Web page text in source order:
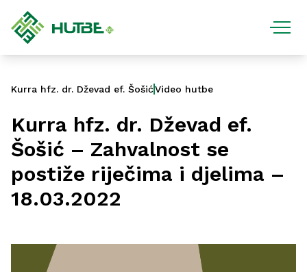
Kurra hfz. dr. Dževad ef. ŠošićVideo hutbe
Kurra hfz. dr. Dževad ef.
Šošić – Zahvalnost se
postiže riječima i djelima –
18.03.2022